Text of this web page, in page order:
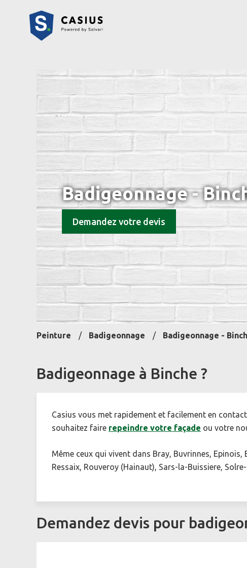
Badigeonnage -
Demandez votre devis
Peinture Badigeonnage Badigeonnage -
Badigeonnage à Binche ?
Casius vous met rapidement et facilement en
souhaitez faire repeindre votre façade ou votre
Même ceux qui vivent dans Bray, Buvrinnes,
Ressaix, Rouveroy (Hainaut), Sars-la-Buissiere,
Demandez devis pour